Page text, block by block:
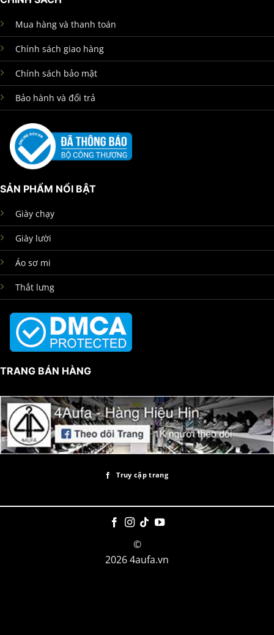
Mua hàng và thanh toán
Chính sách giao hàng
Chính sách bảo mật
Bảo hành và đổi trả
SẢN PHẨM NỔI BẬT
Giày chạy
Giày lười
Áo sơ mi
Thắt lưng
TRANG BÁN HÀNG
Truy cập trang
©
2026 4aufa.vn